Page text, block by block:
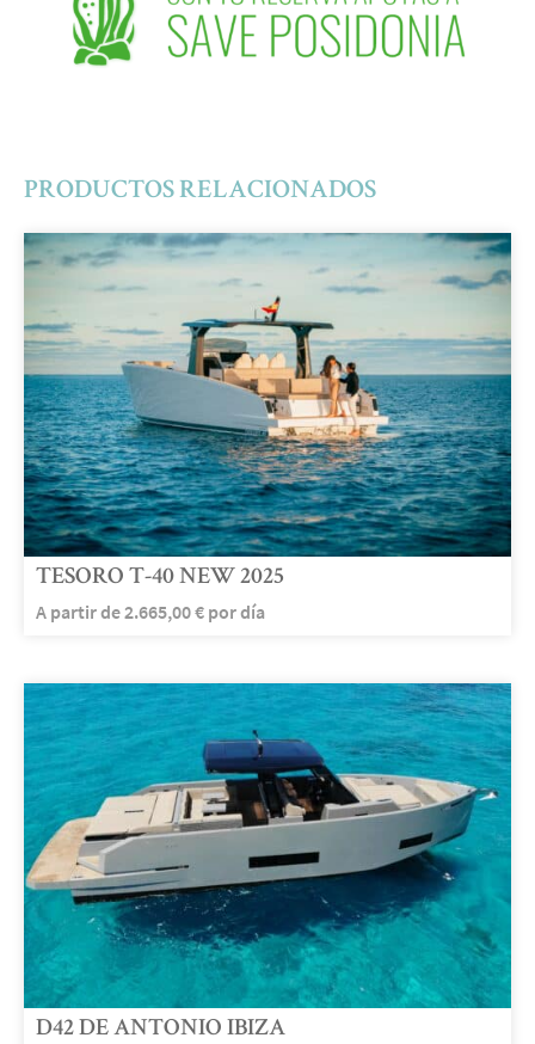
PRODUCTOS RELACIONADOS
TESORO T-40 NEW 2025
A partir de2.665,00€ por día
D42 DE ANTONIO IBIZA